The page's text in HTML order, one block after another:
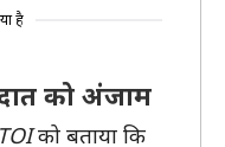
है
को अंजाम
TOIको बताया कि